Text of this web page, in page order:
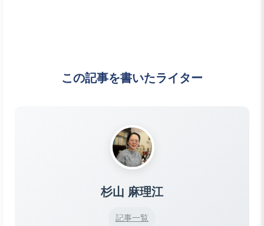
この記事を書いたライター
杉山 麻理江
記事一覧